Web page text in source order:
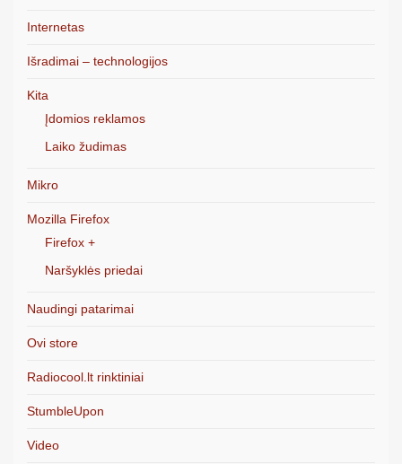
Internetas
Išradimai – technologijos
Kita
Įdomios reklamos
Laiko žudimas
Mikro
Mozilla Firefox
Firefox +
Naršyklės priedai
Naudingi patarimai
Ovi store
Radiocool.lt rinktiniai
StumbleUpon
Video